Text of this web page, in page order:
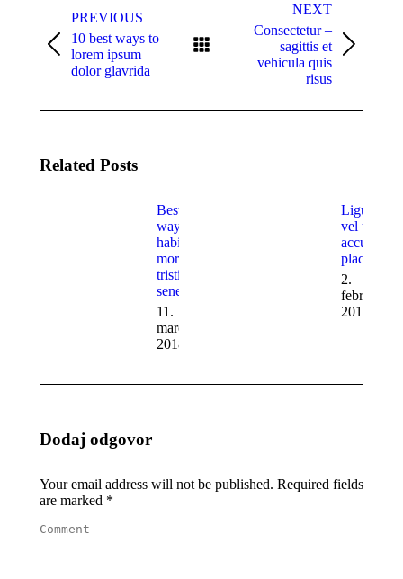
PREVIOUS
10 best ways to
lorem ipsum
dolor glavrida
NEXT
Consectetur –
sagittis et
vehicula quis
risus
Related Posts
Best
way to
habitant
morbi
tristique
senectus
11.
marca
2018
Ligula
vel urna
accumsan
placerat
2.
februarja
2018
Dodaj odgovor
Your email address will not be published. Required fields
are marked *
Comment